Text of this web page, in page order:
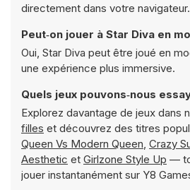
directement dans votre navigateur.
Peut‑on jouer à Star Diva en
Oui, Star Diva peut être joué en
une expérience plus immersive.
Quels jeux pouvons‑nous
Explorez davantage de jeux dans
filles et découvrez des titres
Queen Vs Modern Queen, Crazy
Aesthetic et Girlzone Style Up —
jouer instantanément sur Y8